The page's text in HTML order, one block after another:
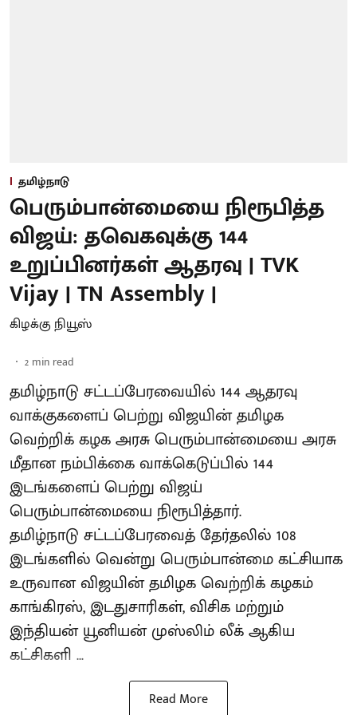
தமிழ்நாடு
பெரும்பான்மையை நிரூபித்த
விஜய்: தவெகவுக்கு 144
உறுப்பினர்கள் ஆதரவு | TVK
Vijay | TN Assembly |
கிழக்கு நியூஸ்
2 min read
தமிழ்நாடு சட்டப்பேரவையில் 144 ஆதரவு
வாக்குகளைப் பெற்று விஜயின் தமிழக
வெற்றிக் கழக அரசு பெரும்பான்மையை அரசு
மீதான நம்பிக்கை வாக்கெடுப்பில் 144
இடங்களைப் பெற்று விஜய்
பெரும்பான்மையை நிரூபித்தார்.
தமிழ்நாடு சட்டப்பேரவைத் தேர்தலில் 108
இடங்களில் வென்று பெரும்பான்மை கட்சியாக
உருவான விஜயின் தமிழக வெற்றிக் கழகம்
காங்கிரஸ், இடதுசாரிகள், விசிக மற்றும்
இந்தியன் யூனியன் முஸ்லிம் லீக் ஆகிய
கட்சிகளி ...
Read More